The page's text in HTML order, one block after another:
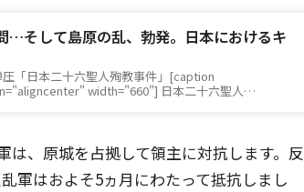
…そして島原の乱、勃発。日本におけるキ
「日本二十六聖人殉教事件」[caption
width="660"] 日本二十六聖人…
は、原城を占拠して領主に対抗します。反
軍はおよそ5ヵ月にわたって抵抗しまし